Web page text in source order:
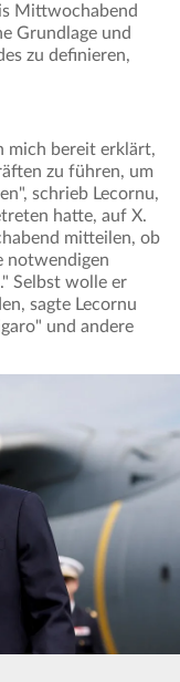
Mittwochabend
Grundlage und
zu definieren,
mich bereit erklärt,
zu führen, um
schrieb Lecornu,
hatte, auf X.
mitteilen, ob
notwendigen
Selbst wolle er
sagte Lecornu
und andere